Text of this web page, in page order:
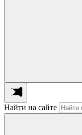
Найти на сайте